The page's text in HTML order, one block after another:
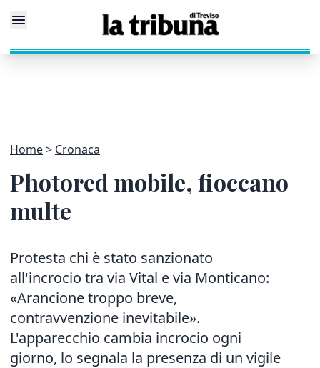
Home Cronaca
Photored mobile, fioccano
multe
Protesta chi è stato sanzionato
all'incrocio tra via Vital e via Monticano:
«Arancione troppo breve,
contravvenzione inevitabile».
L'apparecchio cambia incrocio ogni
giorno, lo segnala la presenza di un vigile